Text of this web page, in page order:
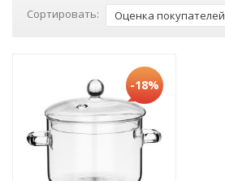
Сортировать: Оценка покупателей
-18%